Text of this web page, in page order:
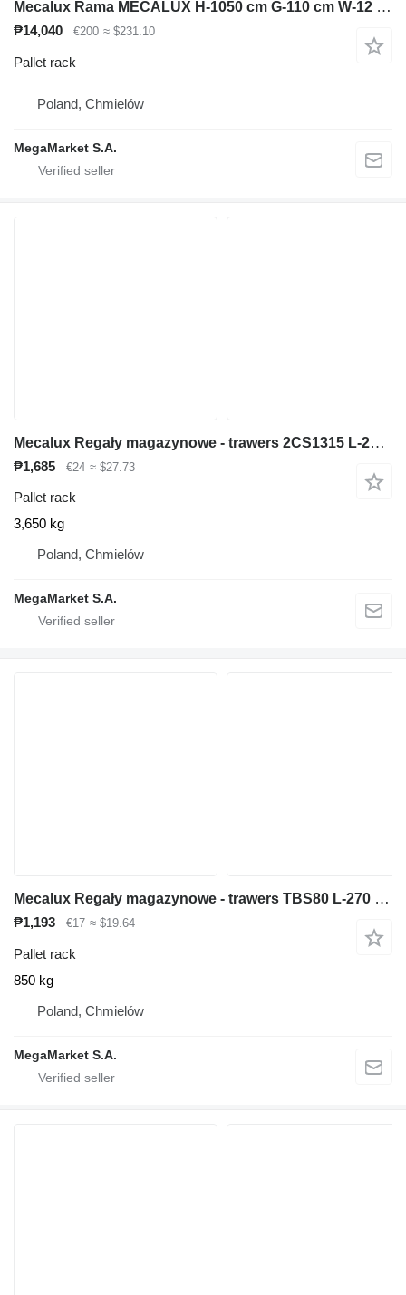
Mecalux Rama MECALUX H-1050 cm G-110 cm W-12 cm niebieski używana
₱14,040 €200 ≈ $231.10
Pallet rack
Poland, Chmielów
MegaMarket S.A.
Mecalux Regały magazynowe - trawers 2CS1315 L-270 cm 13x5 cm używany
₱1,685 €24 ≈ $27.73
Pallet rack
3,650 kg
Poland, Chmielów
MegaMarket S.A.
Mecalux Regały magazynowe - trawers TBS80 L-270 cm 8x5 cm używany
₱1,193 €17 ≈ $19.64
Pallet rack
850 kg
Poland, Chmielów
MegaMarket S.A.